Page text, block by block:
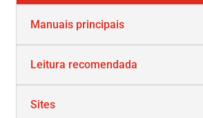
Manuais principais
Leitura recomendada
Sites